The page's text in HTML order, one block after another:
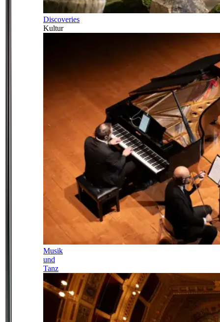
Discoveries
Kultur
Musik
und
Tanz